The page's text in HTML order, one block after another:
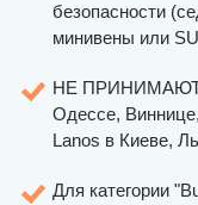
безопасности
минивены или
НЕ
Одессе,
Lanos в Киеве,
Для категории